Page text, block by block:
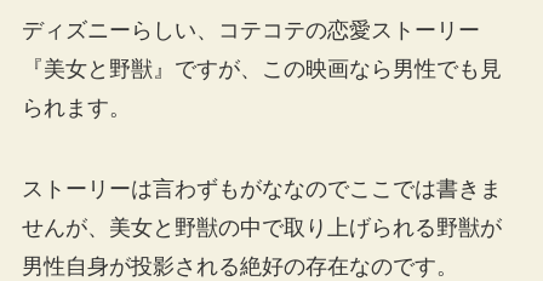
ディズニーらしい、コテコテの恋愛ストーリー
『美女と野獣』ですが、この映画なら男性でも見
られます。
ストーリーは言わずもがななのでここでは書きま
せんが、美女と野獣の中で取り上げられる野獣が
男性自身が投影される絶好の存在なのです。